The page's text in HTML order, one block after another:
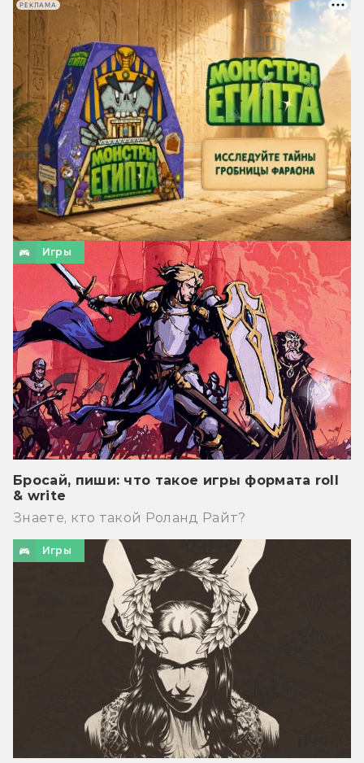
Игры
Бросай, пиши: что такое игры формата roll
& write
Знаете, кто такой Роланд Райт?
Игры
РЕКЛАМА